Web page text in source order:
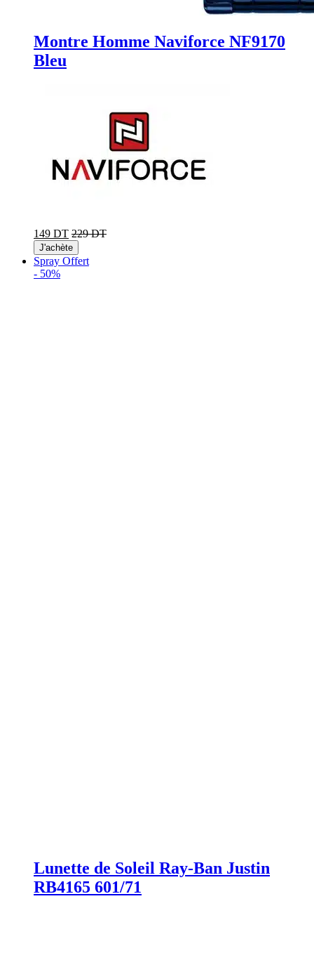
Montre Homme Naviforce NF9170
Bleu
149 DT 229 DT
J'achète
Spray Offert
- 50%
Lunette de Soleil Ray-Ban Justin
RB4165 601/71